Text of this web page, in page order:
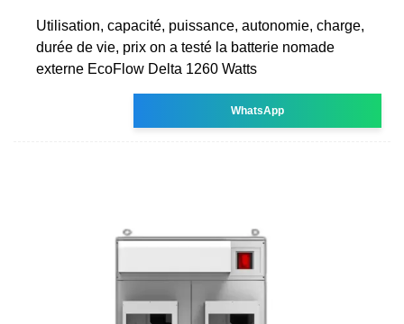
Utilisation, capacité, puissance, autonomie, charge,
durée de vie, prix on a testé la batterie nomade
externe EcoFlow Delta 1260 Watts
WhatsApp